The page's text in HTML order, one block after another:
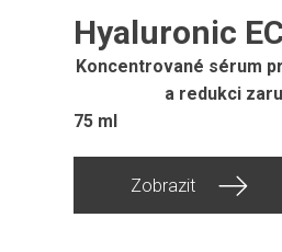
Hyaluronic
Koncentrované sérum
a redukci
75 ml
Zobrazit